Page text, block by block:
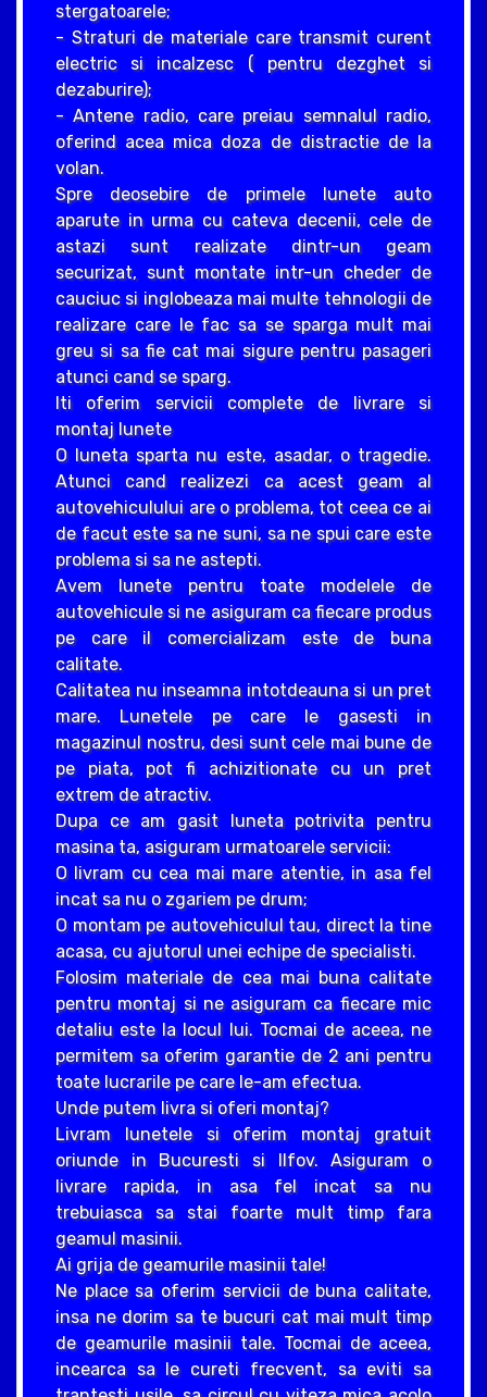
stergatoarele;
- Straturi de materiale care transmit curent
electric si incalzesc ( pentru dezghet si
dezaburire);
- Antene radio, care preiau semnalul radio,
oferind acea mica doza de distractie de la
volan.
Spre deosebire de primele lunete auto
aparute in urma cu cateva decenii, cele de
astazi sunt realizate dintr-un geam
securizat, sunt montate intr-un cheder de
cauciuc si inglobeaza mai multe tehnologii de
realizare care le fac sa se sparga mult mai
greu si sa fie cat mai sigure pentru pasageri
atunci cand se sparg.
Iti oferim servicii complete de livrare si
montaj lunete
O luneta sparta nu este, asadar, o tragedie.
Atunci cand realizezi ca acest geam al
autovehiculului are o problema, tot ceea ce ai
de facut este sa ne suni, sa ne spui care este
problema si sa ne astepti.
Avem lunete pentru toate modelele de
autovehicule si ne asiguram ca fiecare produs
pe care il comercializam este de buna
calitate.
Calitatea nu inseamna intotdeauna si un pret
mare. Lunetele pe care le gasesti in
magazinul nostru, desi sunt cele mai bune de
pe piata, pot fi achizitionate cu un pret
extrem de atractiv.
Dupa ce am gasit luneta potrivita pentru
masina ta, asiguram urmatoarele servicii:
O livram cu cea mai mare atentie, in asa fel
incat sa nu o zgariem pe drum;
O montam pe autovehiculul tau, direct la tine
acasa, cu ajutorul unei echipe de specialisti.
Folosim materiale de cea mai buna calitate
pentru montaj si ne asiguram ca fiecare mic
detaliu este la locul lui. Tocmai de aceea, ne
permitem sa oferim garantie de 2 ani pentru
toate lucrarile pe care le-am efectua.
Unde putem livra si oferi montaj?
Livram lunetele si oferim montaj gratuit
oriunde in Bucuresti si Ilfov. Asiguram o
livrare rapida, in asa fel incat sa nu
trebuiasca sa stai foarte mult timp fara
geamul masinii.
Ai grija de geamurile masinii tale!
Ne place sa oferim servicii de buna calitate,
insa ne dorim sa te bucuri cat mai mult timp
de geamurile masinii tale. Tocmai de aceea,
incearca sa le cureti frecvent, sa eviti sa